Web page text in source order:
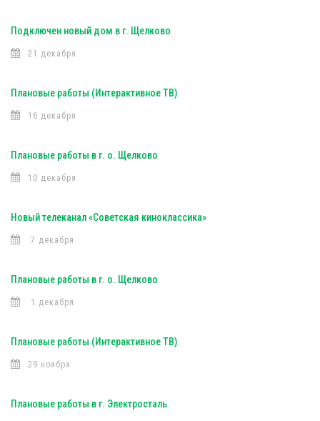
Подключен новый дом в г. Щелково
21 декабря
Плановые работы (Интерактивное ТВ)
16 декабря
Плановые работы в г. о. Щелково
10 декабря
Новый телеканал «Советская киноклассика»
7 декабря
Плановые работы в г. о. Щелково
1 декабря
Плановые работы (Интерактивное ТВ)
29 ноября
Плановые работы в г. Электросталь